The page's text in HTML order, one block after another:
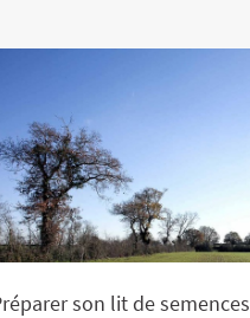
son lit de semences